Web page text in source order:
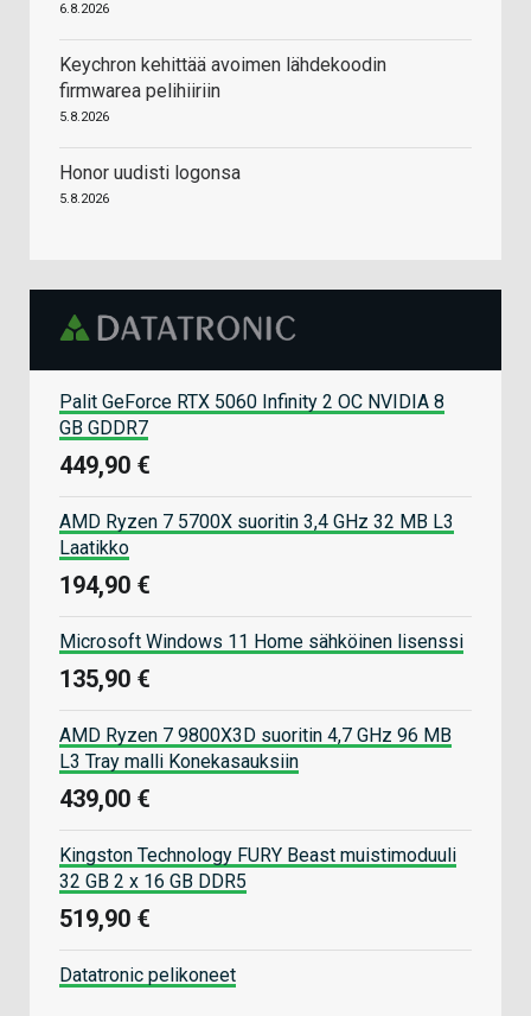
6.8.2026
Keychron kehittää avoimen lähdekoodin
firmwarea pelihiiriin
5.8.2026
Honor uudisti logonsa
5.8.2026
Palit GeForce RTX 5060 Infinity 2 OC NVIDIA 8
GB GDDR7
449,90 €
AMD Ryzen 7 5700X suoritin 3,4 GHz 32 MB L3
Laatikko
194,90 €
Microsoft Windows 11 Home sähköinen lisenssi
135,90 €
AMD Ryzen 7 9800X3D suoritin 4,7 GHz 96 MB
L3 Tray malli Konekasauksiin
439,00 €
Kingston Technology FURY Beast muistimoduuli
32 GB 2 x 16 GB DDR5
519,90 €
Datatronic pelikoneet